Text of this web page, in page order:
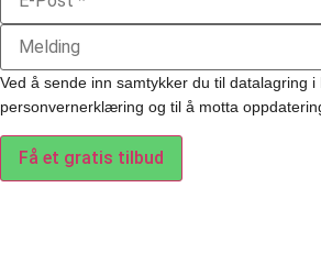
Ved å sende inn samtykker du til datalagring i
personvernerklæring og til å motta
Få et gratis tilbud